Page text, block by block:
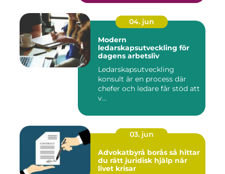
04. jun
Modern
ledarskapsutveckling för
dagens arbetsliv
Ledarskapsutveckling
konsult är en process där
chefer och ledare får stöd att
v...
03. jun
Advokatbyrå borås så hittar
du rätt juridisk hjälp när
livet krisar